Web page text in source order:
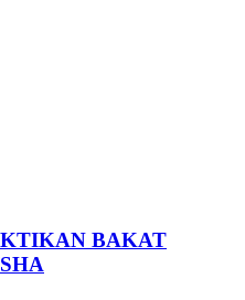
BAKAT